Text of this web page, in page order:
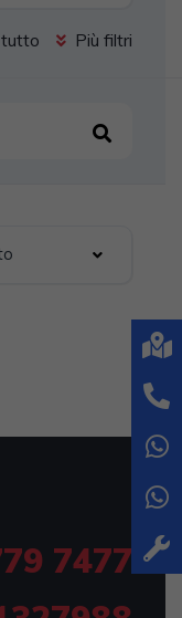
tutto Più filtri
7477